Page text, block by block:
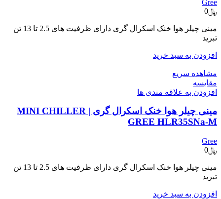
Gree
﷼0
مینی چیلر هوا خنک اسکرال گری دارای ظرفیت های 2.5 تا 13 تن
تبرید
افزودن به سبد خرید
مشاهده سریع
مقایسه
افزودن به علاقه مندی ها
مینی چیلر هوا خنک اسکرال گری | MINI CHILLER
GREE HLR35SNa-M
Gree
﷼0
مینی چیلر هوا خنک اسکرال گری دارای ظرفیت های 2.5 تا 13 تن
تبرید
افزودن به سبد خرید